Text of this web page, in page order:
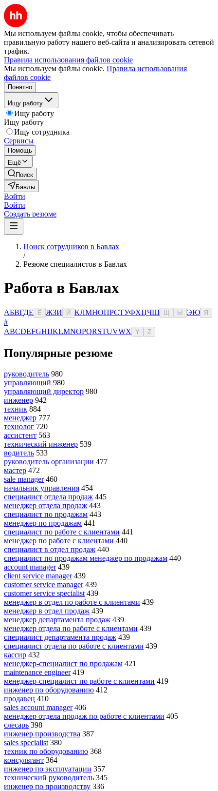
Мы используем файлы cookie, чтобы обеспечивать
правильную работу нашего веб-сайта и анализировать сетевой
трафик.
Правила использования файлов cookie
Мы используем файлы cookie. Правила использования
файлов cookie
Понятно
Ищу работу
Ищу работу
Ищу работу
Ищу сотрудника
Сервисы
Помощь
Ещё
Поиск
Бавлы
Войти
Войти
Создать резюме
Поиск сотрудников в Бавлах
/
Резюме специалистов в Бавлах
Работа в Бавлах
АБВГДЕ Ё ЖЗИ Й КЛМНОПРСТУФХЦЧШ Ы ЭЮ Я
#
ABCDEFGHIJKLMNOPQRSTUVWX Y Z
Популярные резюме
руководитель 980
управляющий 980
управляющий директор 980
инженер 942
техник 884
менеджер 777
технолог 720
ассистент 563
технический инженер 539
водитель 533
руководитель организации 477
мастер 472
sale manager 460
начальник управления 454
специалист отдела продаж 445
менеджер отдела продаж 443
специалист по продажам 443
менеджер по продажам 441
специалист по работе с клиентами 441
менеджер по работе с клиентами 440
специалист в отдел продаж 440
специалист по продажам менеджер по продажам 440
account manager 439
client service manager 439
customer service manager 439
customer service specialist 439
менеджер в отдел по работе с клиентами 439
менеджер в отдел продаж 439
менеджер департамента продаж 439
менеджер отдела по работе с клиентами 439
специалист департамента продаж 439
специалист отдела по работе с клиентами 439
кассир 432
менеджер-специалист по продажам 421
maintenance engineer 419
менеджер-специалист по работе с клиентами 419
инженер по оборудованию 412
продавец 410
sales account manager 406
менеджер отдела продаж по работе с клиентами 405
слесарь 398
инженер производства 387
sales specialist 380
техник по оборудованию 368
консультант 364
инженер по эксплуатации 357
технический руководитель 345
инженер по производству 336